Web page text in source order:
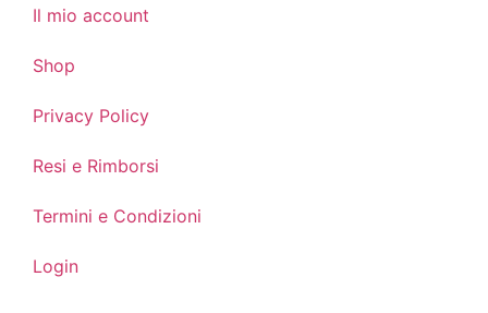
Il mio account
Shop
Privacy Policy
Resi e Rimborsi
Termini e Condizioni
Login